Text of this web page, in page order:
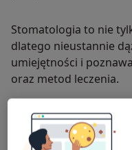
Stomatologia to nie
dlatego nieustannie
umiejętności i
oraz metod leczenia.
więcejO mnie
Zakres porad